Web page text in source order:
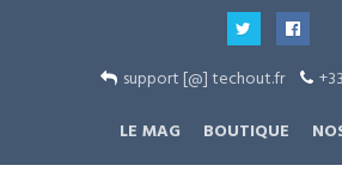
support [@] techout.fr
LE MAG
BOUTIQUE